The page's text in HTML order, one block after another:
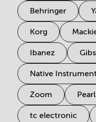
Behringer
Korg
Ibanez
Native
Zoom Pearl
tc electronic